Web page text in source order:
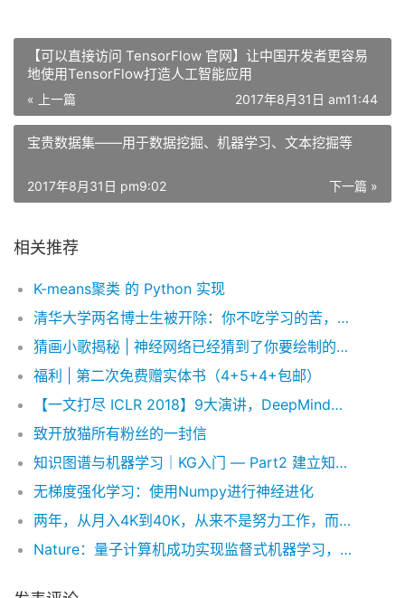
【可以直接访问 TensorFlow 官网】让中国开发者更容易
地使用TensorFlow打造人工智能应用
« 上一篇 2017年8月31日 am11:44
宝贵数据集——用于数据挖掘、机器学习、文本挖掘等
下一篇 »
2017年8月31日 pm9:02
相关推荐
K-means聚类 的 Python 实现
清华大学两名博士生被开除：你不吃学习的苦，就要吃生活的苦
猜画小歌揭秘 | 神经网络已经猜到了你要绘制的内容
福利 | 第二次免费赠实体书（4+5+4+包邮）
【一文打尽 ICLR 2018】9大演讲，DeepMind、谷歌最新干货抢鲜看
致开放猫所有粉丝的一封信
知识图谱与机器学习｜KG入门 — Part2 建立知识图谱
无梯度强化学习：使用Numpy进行神经进化
两年，从月入4K到40K，从来不是努力工作，而是不断跳槽
Nature：量子计算机成功实现监督式机器学习，“杀手级应用”就要来了？